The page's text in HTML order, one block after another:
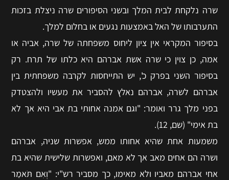
שרה נלקחת לבית המלך ובשני הסיפורים שרה ניצלת בזכות
התערבותו של האל באמצעות נגעים או בחלום למלך.
בסיפור המקראי אין ציון ליחוס משפחתה של שרה, אביה או
אמה, כן צוין כי שרה אשת אברהם היא כלתו של תרח. רק
בסיפור השני בפרק כ', יש התייחסות לקרבה משפחתית בין
אברהם לשרה, אברהם נאלץ להסביר את מעשיו ולהצטדק
בפני מלך גרר ואומר: "וגם אמנה אחותי בת אבי היא אך לא
בת אימי" (שם, 12).
משמעות אחת שהיא אחותו ממש, אפשרות שניה, אברהם
ושרה הם אחים מאב אך לא מאם, ואפשרות שלישית שהיא בת
אחי אברהם מאביו ולא מאימו, כך מסביר רש"י: "וְאִם תֹּאמַר